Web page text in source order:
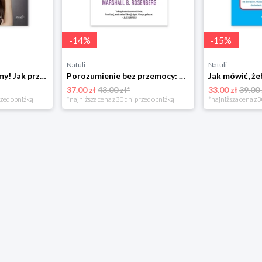
Już się nie rozumiemy! Jak przeżyć czas trzaskających drzwi Esprit
obniżką
-14%
Natuli
Porozumienie bez przemocy: o języku życia Czarna owca
37.00 zł43.00 zł*
*najniższa cena z 30 dni przed obniżką
-15%
Natuli
33.00 zł39.00
*najniższa cena z